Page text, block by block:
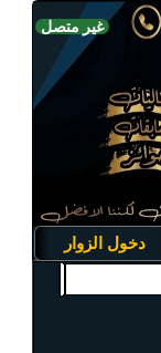
دخول الزوار
غير متصل